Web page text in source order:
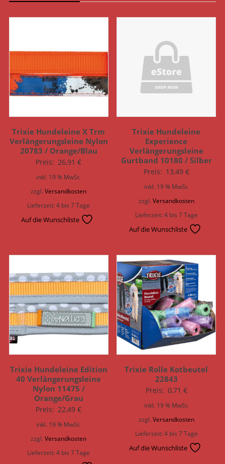
Trixie Hundeleine X Trm
Verlängerungsleine Nylon
20783 / Orange/Blau
Preis: 26,91€
inkl. 19 % MwSt.
zzgl.Versandkosten
Lieferzeit:4 bis 7 Tage
Auf die Wunschliste
Trixie Hundeleine
Experience
Verlängerungsleine
Gurtband 10180 / Silber
Preis: 13,49 €
inkl. 19 % MwSt.
zzgl. Versandkosten
Lieferzeit:4 bis 7 Tage
Auf die Wunschliste
Trixie Hundeleine Edition
40 Verlängerungsleine
Nylon 11475 /
Orange/Grau
Preis: 22,49€
inkl. 19 % MwSt.
zzgl.Versandkosten
Lieferzeit:4 bis 7 Tage
Trixie Rolle Kotbeutel
22843
Preis: 0,71 €
inkl. 19 % MwSt.
zzgl. Versandkosten
Lieferzeit:4 bis 7 Tage
Auf die Wunschliste